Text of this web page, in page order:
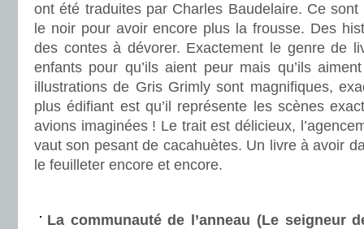
ont été traduites par Charles Baudelaire. Ce
le noir pour avoir encore plus la frousse. Des
des contes à dévorer. Exactement le genre de
enfants pour qu’ils aient peur mais qu’ils
illustrations de Gris Grimly sont magnifiques,
plus édifiant est qu’il représente les scènes
avions imaginées ! Le trait est délicieux,
vaut son pesant de cacahuètes. Un livre à avoir
le feuilleter encore et encore.
La communauté de l’anneau (Le seigneur